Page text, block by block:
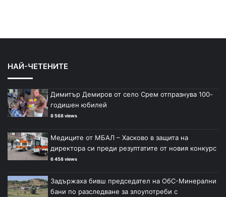
НАЙ-ЧЕТЕНИТЕ
Димитър Демиров от село Срем отпразнува 100-
годишен юбилей
8 568 views
Медиците от МБАЛ – Хасково в защита на
директора си преди резултатите от новия конкурс
6 458 views
Задържаха бивш председател на ОбС-Минерални
бани по разследване за злоупотреби с